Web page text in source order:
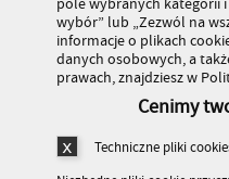
wybór” lub „Zezwól na
informacje o plikach
danych osobowych, a
prawach, znajdziesz w
Cenimy
Techniczne pliki